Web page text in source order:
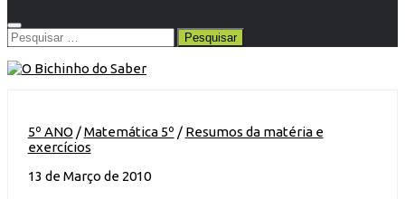
Pesquisar
por:
5º ANO /Matemática 5º / Resumos da matéria e
exercícios
13 de Março de 2010